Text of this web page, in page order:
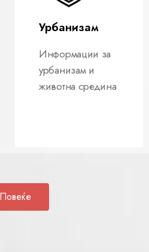
Урбанизам
Информации за
урбанизам и
животна средина
Повеќе